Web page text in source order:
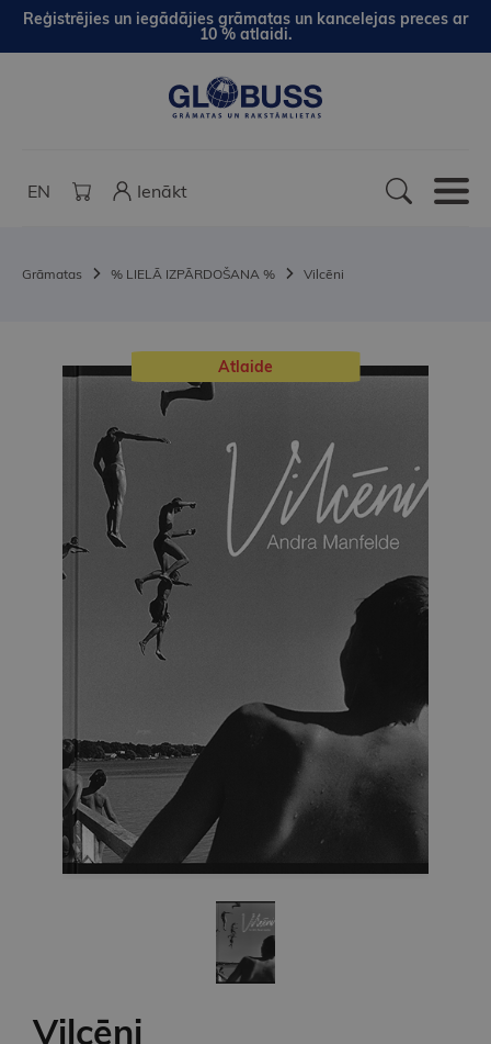
Reģistrējies un iegādājies grāmatas un kancelejas preces ar
10 % atlaidi.
EN Ienākt
Grāmatas % LIELĀ IZPĀRDOŠANA % Vilcēni
Atlaide
Vilcēni